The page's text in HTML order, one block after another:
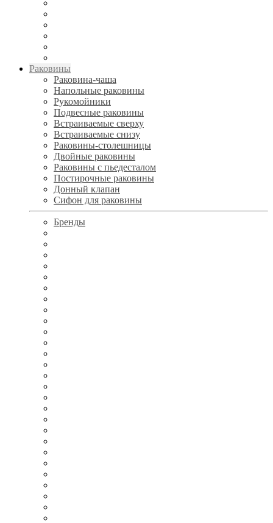
Раковины
Раковина-чаша
Напольные раковины
Рукомойники
Подвесные раковины
Встраиваемые сверху
Встраиваемые снизу
Раковины-столешницы
Двойные раковины
Раковины с пьедесталом
Постирочные раковины
Донный клапан
Сифон для раковины
Бренды